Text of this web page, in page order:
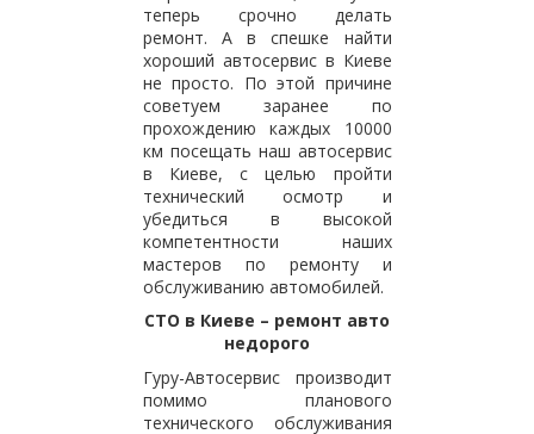
теперь срочно делать
ремонт. А в спешке найти
хороший автосервис в Киеве
не просто. По этой причине
советуем заранее по
прохождению каждых 10000
км посещать наш автосервис
в Киеве, с целью пройти
технический осмотр и
убедиться в высокой
компетентности наших
мастеров по ремонту и
обслуживанию автомобилей.
СТО в Киеве – ремонт авто
недорого
Гуру-Автосервис производит
помимо планового
технического обслуживания